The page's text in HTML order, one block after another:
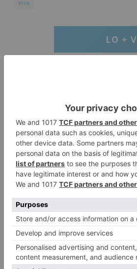
rico
LO +
Un
calcina el
infantil
3
Seis
recibirán
para
4
Herido
que iba
ser